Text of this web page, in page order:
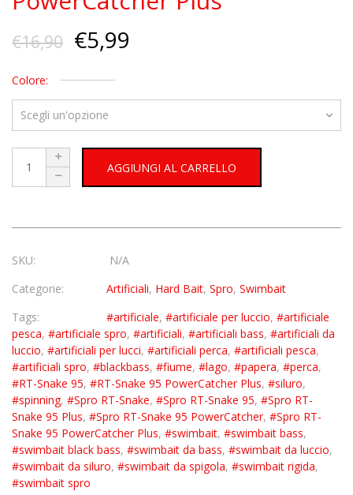
€16,90 €5,99
Colore:
AGGIUNGI AL CARRELLO
SKU:
N/A
Categorie:
Artificiali, Hard Bait, Spro, Swimbait
Tags:
#artificiale, #artificiale per luccio, #artificiale
pesca, #artificiale spro, #artificiali, #artificiali bass, #artificiali da
luccio, #artificiali per lucci, #artificiali perca, #artificiali pesca,
#artificiali spro, #blackbass, #fiume, #lago, #papera, #perca,
#RT-Snake 95, #RT-Snake 95 PowerCatcher Plus, #siluro,
#spinning, #Spro RT-Snake, #Spro RT-Snake 95, #Spro RT-
Snake 95 Plus, #Spro RT-Snake 95 PowerCatcher, #Spro RT-
Snake 95 PowerCatcher Plus, #swimbait, #swimbait bass,
#swimbait black bass, #swimbait da bass, #swimbait da luccio,
#swimbait da siluro, #swimbait da spigola, #swimbait rigida,
#swimbait spro